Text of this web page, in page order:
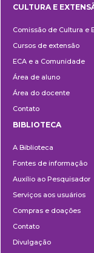
e
Extensão
CULTURA E
Comissão de Cultura e
Cursos de extensão
ECA e a Comunidade
Área de aluno
Área do docente
Contato
BIBLIOTECA
A Biblioteca
Fontes de informação
Auxílio ao Pesquisador
Serviços aos usuários
Compras e doações
Contato
Divulgação